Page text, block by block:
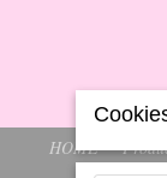
HOME